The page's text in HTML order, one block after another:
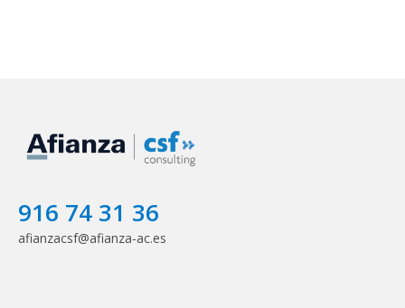
916 74 31 36
afianzacsf@afianza-ac.es